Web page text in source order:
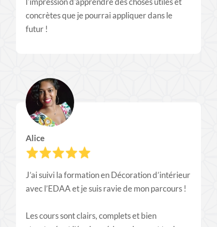
concrètes que je pourrai appliquer dans le
futur !
Alice
J’ai suivi la formation en Décoration d’intérieur
avec l’EDAA et je suis ravie de mon parcours !
Les cours sont clairs, complets et bien